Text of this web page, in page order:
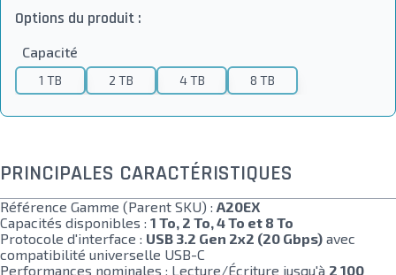
Options du produit :
Capacité
1 TB 2 TB 4 TB 8 TB
PRINCIPALES CARACTÉRISTIQUES
Référence Gamme (Parent SKU) : A20EX
Capacités disponibles : 1 To, 2 To, 4 To et 8 To
Protocole d'interface : USB 3.2 Gen 2x2 (20 Gbps) avec
compatibilité universelle USB-C
Performances nominales : Lecture/Écriture jusqu'à 2 100